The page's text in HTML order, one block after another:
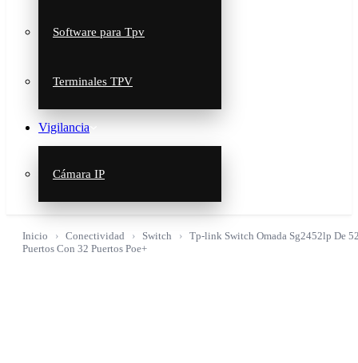
Software para Tpv
Terminales TPV
Vigilancia
Cámara IP
Inicio Conectividad Switch
Tp-link Switch Omada Sg2452lp De
Puertos Con 32 Puertos Poe+